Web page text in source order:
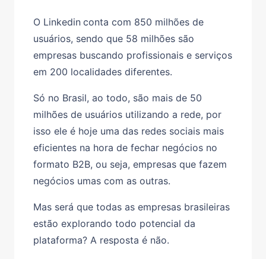
O Linkedin conta com 850 milhões de
usuários, sendo que 58 milhões são
empresas buscando profissionais e serviços
em 200 localidades diferentes.
Só no Brasil, ao todo, são mais de 50
milhões de usuários utilizando a rede, por
isso ele é hoje uma das redes sociais mais
eficientes na hora de fechar negócios no
formato B2B, ou seja, empresas que fazem
negócios umas com as outras.
Mas será que todas as empresas brasileiras
estão explorando todo potencial da
plataforma? A resposta é não.